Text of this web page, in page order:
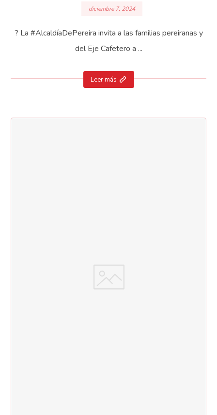
diciembre 7, 2024
?️ La #AlcaldíaDePereira invita a las familias pereiranas y
del Eje Cafetero a ...
Leer más